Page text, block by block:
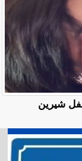
حفل شيرين